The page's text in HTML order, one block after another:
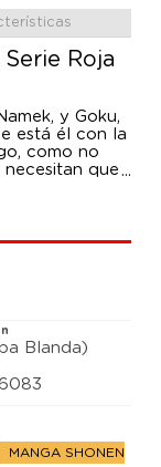
Roja
y Goku,
está él con la
como no
que
Por otro
Moro su
Blanda)
MANGA SHONEN